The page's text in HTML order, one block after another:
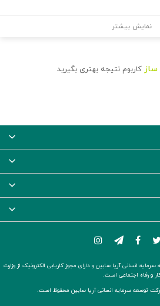
نمایش بیشتر
ساز کاربوم نتیجه بهتری بگیرید
انسانی آریا سابین و دارای مجوز کاریابی الکترونیک از وزارت
و رفاه اجتماعی است.
توسعه سرمایه انسانی آریا سابین محفوظ است.